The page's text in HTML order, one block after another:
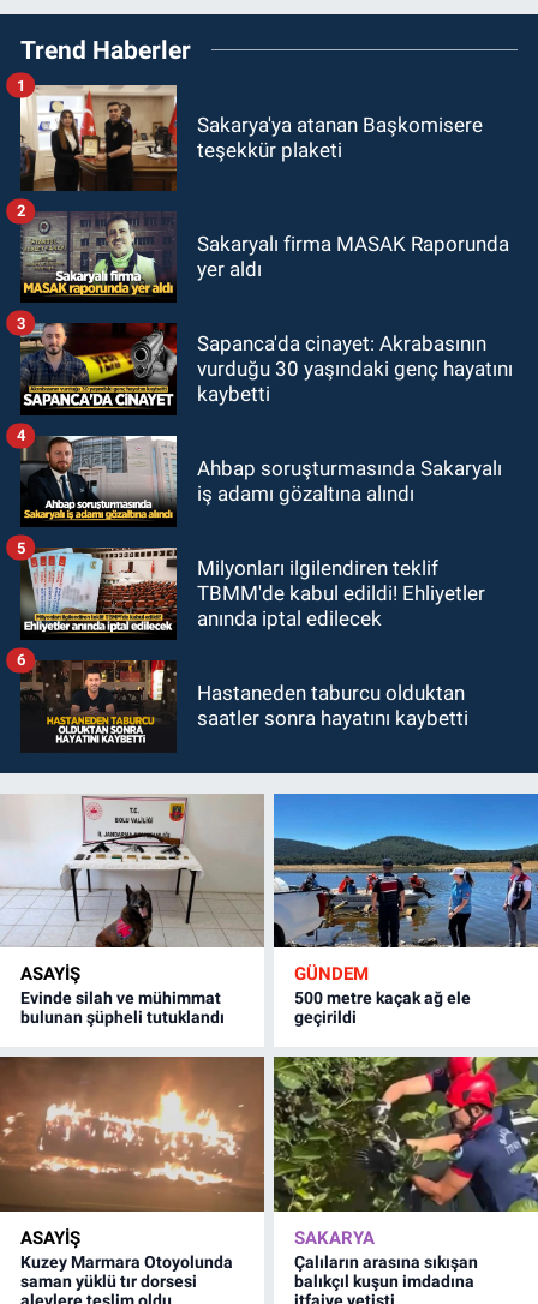
Trend Haberler
Sakarya'ya atanan Başkomisere
teşekkür plaketi
1
Sakaryalı firma MASAK Raporunda
yer aldı
2
Sapanca'da cinayet: Akrabasının
vurduğu 30 yaşındaki genç hayatını
kaybetti
3
Ahbap soruşturmasında Sakaryalı
iş adamı gözaltına alındı
4
Milyonları ilgilendiren teklif
TBMM'de kabul edildi! Ehliyetler
anında iptal edilecek
5
Hastaneden taburcu olduktan
saatler sonra hayatını kaybetti
6
ASAYİŞ
Evinde silah ve mühimmat
bulunan şüpheli tutuklandı
GÜNDEM
500 metre kaçak ağ ele
geçirildi
ASAYİŞ
Kuzey Marmara Otoyolunda
saman yüklü tır dorsesi
alevlere teslim oldu
SAKARYA
Çalıların arasına sıkışan
balıkçıl kuşun imdadına
itfaiye yetişti